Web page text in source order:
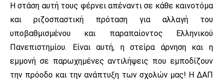
Η στάση αυτή τους φέρνει απέναντι σε κάθε καινοτόμα
και ριζοσπαστική πρόταση για αλλαγή του
υποβαθμισμένου και παραπαίοντος Ελληνικού
Πανεπιστημίου. Είναι αυτή, η στείρα άρνηση και η
εμμονή σε παρωχημένες αντιλήψεις που εμποδίζουν
την πρόοδο και την ανάπτυξη των σχολών μας! Η ΔΑΠ